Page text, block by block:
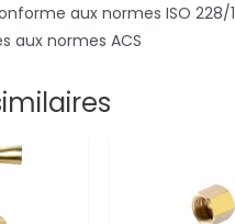
aux normes ISO 228/1
aux normes ACS